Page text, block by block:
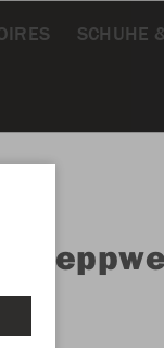
SCHUHE